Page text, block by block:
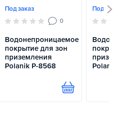
Под заказ
0
Водонепроницаемое
покрытие для зон
приземления
Polanik P-8568
Купить
Под
Polanik